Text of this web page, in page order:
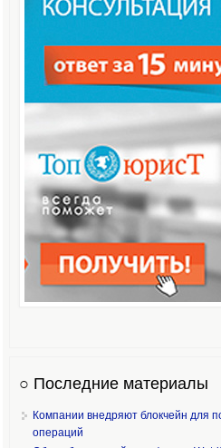
○ Последние материалы
Компании внедряют блокчейн для
операций